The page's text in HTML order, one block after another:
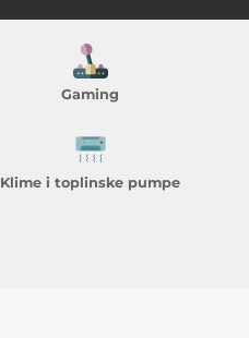
Gaming
Klime i toplinske pumpe